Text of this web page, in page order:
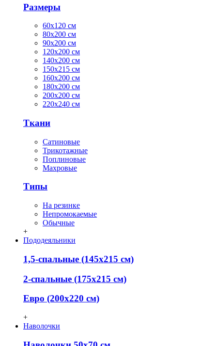
Размеры
60х120 см
80х200 см
90х200 см
120х200 см
140х200 см
150х215 см
160х200 см
180х200 см
200х200 см
220х240 см
Ткани
Сатиновые
Трикотажные
Поплиновые
Махровые
Типы
На резинке
Непромокаемые
Обычные
+
Пододеяльники
1,5-спальные (145х215 см)
2-спальные (175х215 см)
Евро (200х220 см)
+
Наволочки